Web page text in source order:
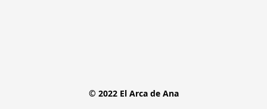
© 2022 El Arca de Ana